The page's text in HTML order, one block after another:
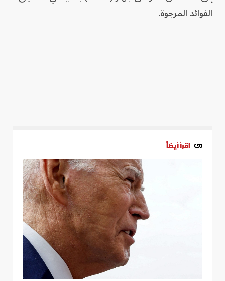
الفوائد المرجوة.
اقرأ أيضاً